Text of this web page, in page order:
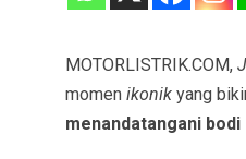
MOTORLISTRIK.COM,
momen ikonik yang
menandatangani